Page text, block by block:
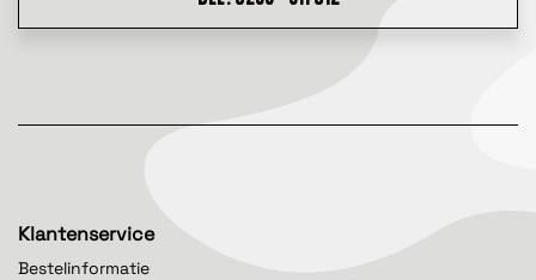
Klantenservice
Bestelinformatie